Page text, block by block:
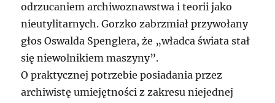
odrzucaniem archiwoznawstwa i teorii jako
nieutylitarnych. Gorzko zabrzmiał przywołany
głos Oswalda Spenglera, że „władca świata stał
się niewolnikiem maszyny”.
O praktycznej potrzebie posiadania przez
archiwistę umiejętności z zakresu niejednej